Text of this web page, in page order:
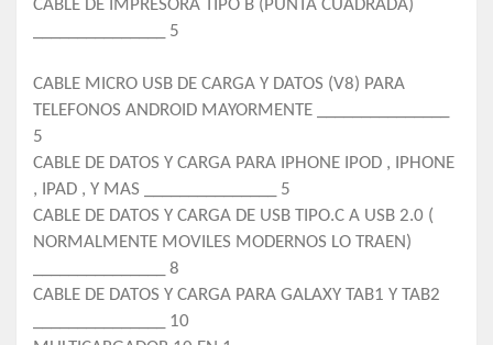
CABLE DE IMPRESORA TIPO B (PUNTA CUADRADA)
_______________ 5
CABLE MICRO USB DE CARGA Y DATOS (V8) PARA
TELEFONOS ANDROID MAYORMENTE _______________
5
CABLE DE DATOS Y CARGA PARA IPHONE IPOD , IPHONE
, IPAD , Y MAS _______________ 5
CABLE DE DATOS Y CARGA DE USB TIPO.C A USB 2.0 (
NORMALMENTE MOVILES MODERNOS LO TRAEN)
_______________ 8
CABLE DE DATOS Y CARGA PARA GALAXY TAB1 Y TAB2
_______________ 10